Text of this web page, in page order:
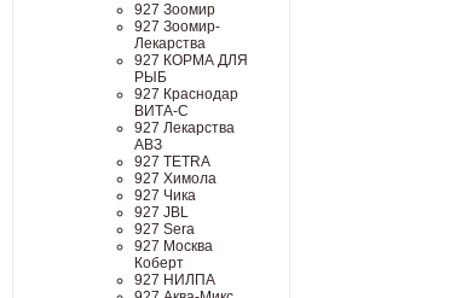
927 Зоомир
927 Зоомир-
Лекарства
927 КОРМА ДЛЯ
РЫБ
927 Краснодар
ВИТА-С
927 Лекарства
АВЗ
927 ТЕТRА
927 Химола
927 Чика
927 JBL
927 Sera
927 Москва
Коберт
927 НИЛПА